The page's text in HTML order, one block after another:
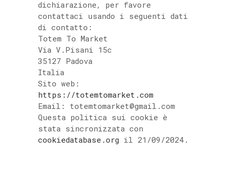
dichiarazione, per favore
contattaci usando i seguenti dati
di contatto:
Totem To Market
Via V.Pisani 15c
35127 Padova
Italia
Sito web:
https://totemtomarket.com
Email: totemtomarket@gmail.com
Questa politica sui cookie è
stata sincronizzata con
cookiedatabase.org il 21/09/2024.